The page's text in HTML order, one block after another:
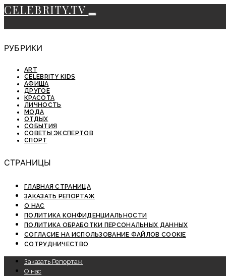
CELEBRITY.TV
РУБРИКИ
ART
CELEBRITY KIDS
АФИША
ДРУГОЕ
КРАСОТА
ЛИЧНОСТЬ
МОДА
ОТДЫХ
СОБЫТИЯ
СОВЕТЫ ЭКСПЕРТОВ
СПОРТ
СТРАНИЦЫ
ГЛАВНАЯ СТРАНИЦА
ЗАКАЗАТЬ РЕПОРТАЖ
О НАС
ПОЛИТИКА КОНФИДЕНЦИАЛЬНОСТИ
ПОЛИТИКА ОБРАБОТКИ ПЕРСОНАЛЬНЫХ ДАННЫХ
СОГЛАСИЕ НА ИСПОЛЬЗОВАНИЕ ФАЙЛОВ COOKIE
СОТРУДНИЧЕСТВО
Заказать Репортаж
О нас